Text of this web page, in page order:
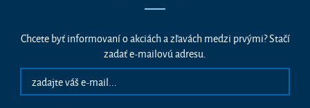
Chcete byť informovaní o akciách a zľavách medzi prvými? Stačí
zadať e-mailovú adresu.